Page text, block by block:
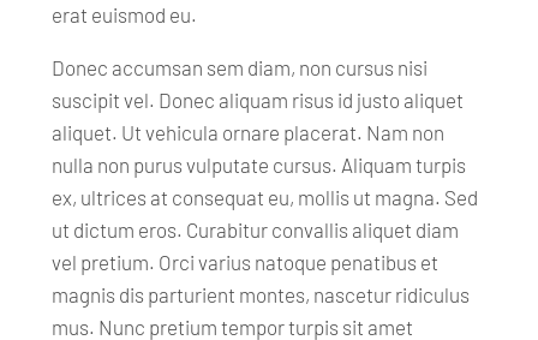
erat euismod eu.
Donec accumsan sem diam, non cursus nisi
suscipit vel. Donec aliquam risus id justo aliquet
aliquet. Ut vehicula ornare placerat. Nam non
nulla non purus vulputate cursus. Aliquam turpis
ex, ultrices at consequat eu, mollis ut magna. Sed
ut dictum eros. Curabitur convallis aliquet diam
vel pretium. Orci varius natoque penatibus et
magnis dis parturient montes, nascetur ridiculus
mus. Nunc pretium tempor turpis sit amet